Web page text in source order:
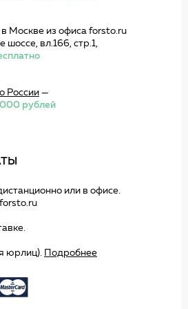
в Москве из офиса forsto.ru
шоссе, вл.166, стр.1,
России—
рублей
или в офисе.
юрлиц). Подробнее